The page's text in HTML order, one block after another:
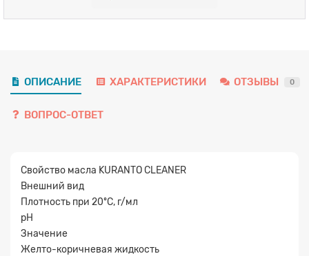
ОПИСАНИЕ ХАРАКТЕРИСТИКИ ОТЗЫВЫ 0
ВОПРОС-ОТВЕТ
Свойство масла KURANTO CLEANER
Внешний вид
Плотность при 20ºC, г/мл
pH
Значение
Желто-коричневая жидкость
Заявка на расчет